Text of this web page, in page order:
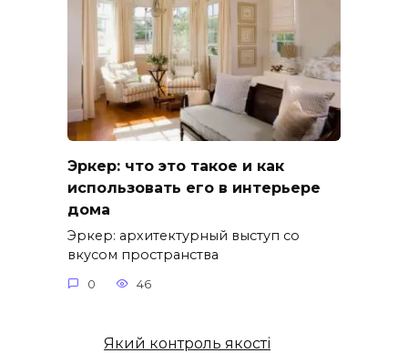
Эркер: что это такое и как
использовать его в интерьере
дома
Эркер: архитектурный выступ со
вкусом пространства
0 46
Який контроль якості